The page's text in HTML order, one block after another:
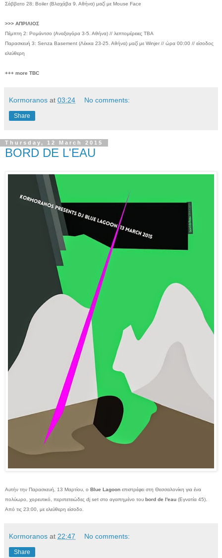
Σάββατο 28: Boiler (Βλαχάβα 9. Αθήνα) μαζί με Mouse Face
>>> ΑΠΡΙΛΙΟΣ
Πέμπτη 2: Ρομάντσο (Αναξαγόρα 3-5. Αθήνα) // λεπτομέρειες TBA
Παρασκευή 3: Senza Basement (Λέκκα 23-25. Αθήνα) μαζί με Winjer // ώρα 00:00 // είσοδος
ελεύθερη
+++ more TBC
Kormoranos at 03:24 No comments:
Share
Thursday, 12 March 2015
BORD DE L'EAU
Αυτήν την Παρασκευή, 13 Μαρτίου, ο Blue Lagoon επιστρέφει στη Θεσσαλονίκη για ένα
πολύωρο, χορευτικό, περιπετειώδες dj set στο αγαπημένο του bord de l'eau (Εγνατία 45).
Από τις 23:00, με ελεύθερη είσοδο.
Kormoranos at 22:47 No comments:
Share